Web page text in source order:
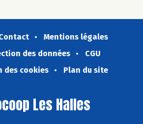
Mentions légales
des données
CGU
des cookies
Plan du site
Les Halles